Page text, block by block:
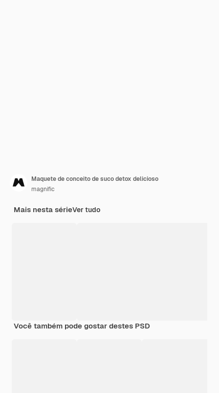
Maquete de conceito de suco detox delicioso
magnific
Mais nesta sérieVer tudo
Você também pode gostar destes PSD